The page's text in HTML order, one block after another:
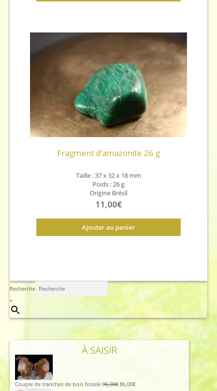
Fragment d’amazonite 26 g
Taille : 37 x 32 x 18 mm
Poids : 26 g
Origine Brésil
11,00€
Ajouter au panier
Recherche
×
À SAISIR
Couple de tranches de bois fossile 96,00€Le
86,00€Le